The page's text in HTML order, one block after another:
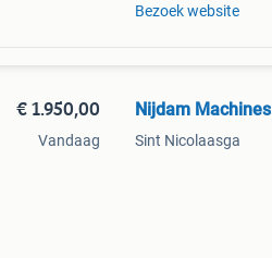
Bezoek website
€ 1.950,00
Vandaag
Nijdam Machines
Sint Nicolaasga